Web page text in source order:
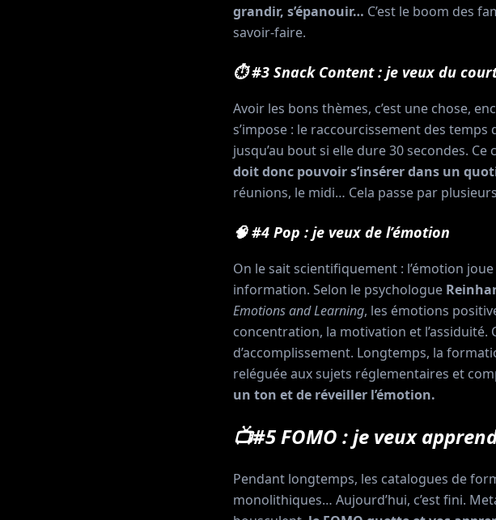
grandir, s’épanouir… C’est le boom des
savoir-faire.
⏱ #3 Snack Content : je veux du
Avoir les bons thèmes, c’est une chose,
s’impose : le raccourcissement des
jusqu’au bout si elle dure 30 secondes.
doit donc pouvoir s’insérer dans un
réunions, le midi… Cela passe par
🧠 #4 Pop : je veux de l’émotion
On le sait scientifiquement : l’émotion
information. Selon le psychologue
Emotions and Learning, les émotions
concentration, la motivation et
d’accomplissement. Longtemps, la
reléguée aux sujets réglementaires et
un ton et de réveiller l’émotion.
📺#5 FOMO : je veux
Pendant longtemps, les catalogues de
monolithiques… Aujourd’hui, c’est fini.